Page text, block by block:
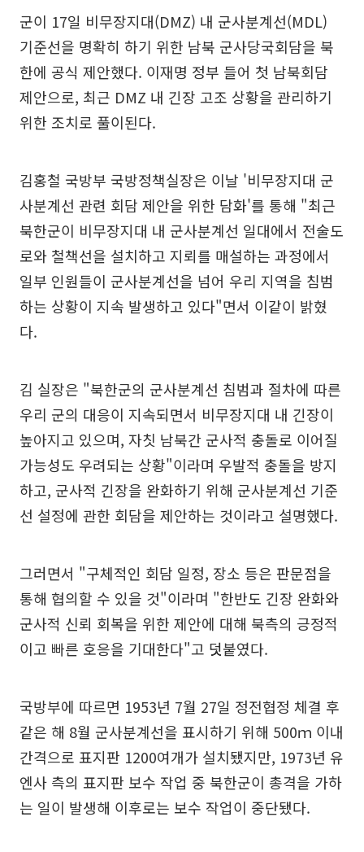
군이 17일 비무장지대(DMZ) 내 군사분계선(MDL)
기준선을 명확히 하기 위한 남북 군사당국회담을 북
한에 공식 제안했다. 이재명 정부 들어 첫 남북회담
제안으로, 최근 DMZ 내 긴장 고조 상황을 관리하기
위한 조치로 풀이된다.
김홍철 국방부 국방정책실장은 이날 '비무장지대 군
사분계선 관련 회담 제안을 위한 담화'를 통해 "최근
북한군이 비무장지대 내 군사분계선 일대에서 전술도
로와 철책선을 설치하고 지뢰를 매설하는 과정에서
일부 인원들이 군사분계선을 넘어 우리 지역을 침범
하는 상황이 지속 발생하고 있다"면서 이같이 밝혔
다.
김 실장은 "북한군의 군사분계선 침범과 절차에 따른
우리 군의 대응이 지속되면서 비무장지대 내 긴장이
높아지고 있으며, 자칫 남북간 군사적 충돌로 이어질
가능성도 우려되는 상황"이라며 우발적 충돌을 방지
하고, 군사적 긴장을 완화하기 위해 군사분계선 기준
선 설정에 관한 회담을 제안하는 것이라고 설명했다.
그러면서 "구체적인 회담 일정, 장소 등은 판문점을
통해 협의할 수 있을 것"이라며 "한반도 긴장 완화와
군사적 신뢰 회복을 위한 제안에 대해 북측의 긍정적
이고 빠른 호응을 기대한다"고 덧붙였다.
국방부에 따르면 1953년 7월 27일 정전협정 체결 후
같은 해 8월 군사분계선을 표시하기 위해 500ｍ 이내
간격으로 표지판 1200여개가 설치됐지만, 1973년 유
엔사 측의 표지판 보수 작업 중 북한군이 총격을 가하
는 일이 발생해 이후로는 보수 작업이 중단됐다.